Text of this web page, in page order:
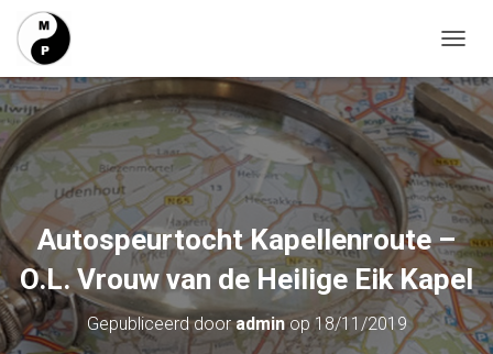
O
G
G
L
E
N
A
V
I
G
A
T
I
Autospeurtocht Kapellenroute –
O.L. Vrouw van de Heilige Eik Kapel
Gepubliceerd dooradminop 18/11/2019